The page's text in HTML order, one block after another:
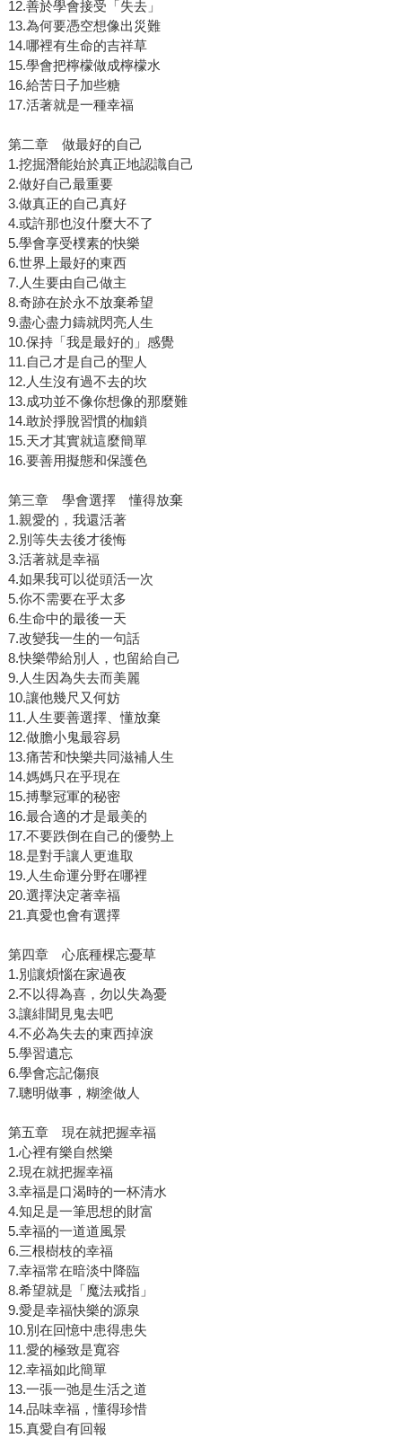
12.善於學會接受「失去」
13.為何要憑空想像出災難
14.哪裡有生命的吉祥草
15.學會把檸檬做成檸檬水
16.給苦日子加些糖
17.活著就是一種幸福
第二章 做最好的自己
1.挖掘潛能始於真正地認識自己
2.做好自己最重要
3.做真正的自己真好
4.或許那也沒什麼大不了
5.學會享受樸素的快樂
6.世界上最好的東西
7.人生要由自己做主
8.奇跡在於永不放棄希望
9.盡心盡力鑄就閃亮人生
10.保持「我是最好的」感覺
11.自己才是自己的聖人
12.人生沒有過不去的坎
13.成功並不像你想像的那麼難
14.敢於掙脫習慣的枷鎖
15.天才其實就這麼簡單
16.要善用擬態和保護色
第三章 學會選擇 懂得放棄
1.親愛的，我還活著
2.別等失去後才後悔
3.活著就是幸福
4.如果我可以從頭活一次
5.你不需要在乎太多
6.生命中的最後一天
7.改變我一生的一句話
8.快樂帶給別人，也留給自己
9.人生因為失去而美麗
10.讓他幾尺又何妨
11.人生要善選擇、懂放棄
12.做膽小鬼最容易
13.痛苦和快樂共同滋補人生
14.媽媽只在乎現在
15.搏擊冠軍的秘密
16.最合適的才是最美的
17.不要跌倒在自己的優勢上
18.是對手讓人更進取
19.人生命運分野在哪裡
20.選擇決定著幸福
21.真愛也會有選擇
第四章 心底種棵忘憂草
1.別讓煩惱在家過夜
2.不以得為喜，勿以失為憂
3.讓緋聞見鬼去吧
4.不必為失去的東西掉淚
5.學習遺忘
6.學會忘記傷痕
7.聰明做事，糊塗做人
第五章 現在就把握幸福
1.心裡有樂自然樂
2.現在就把握幸福
3.幸福是口渴時的一杯清水
4.知足是一筆思想的財富
5.幸福的一道道風景
6.三根樹枝的幸福
7.幸福常在暗淡中降臨
8.希望就是「魔法戒指」
9.愛是幸福快樂的源泉
10.別在回憶中患得患失
11.愛的極致是寬容
12.幸福如此簡單
13.一張一弛是生活之道
14.品味幸福，懂得珍惜
15.真愛自有回報